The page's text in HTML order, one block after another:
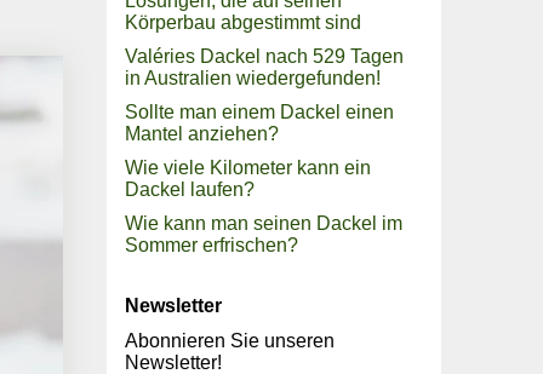
Körperbau abgestimmt sind
Valéries Dackel nach 529 Tagen
in Australien wiedergefunden!
Sollte man einem Dackel einen
Mantel anziehen?
Wie viele Kilometer kann ein
Dackel laufen?
Wie kann man seinen Dackel im
Sommer erfrischen?
Newsletter
Abonnieren Sie unseren
Newsletter!